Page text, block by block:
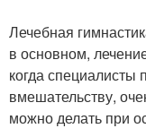
Лечебная
в основном,
когда специалисты
вмешательству,
можно делать при